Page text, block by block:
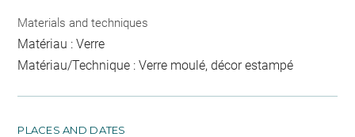
Materials and techniques
Matériau : Verre
Matériau/Technique : Verre moulé, décor estampé
PLACES AND DATES